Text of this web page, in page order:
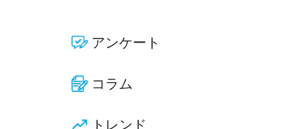
アンケート
コラム
トレンド